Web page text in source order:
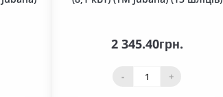
2 345.40грн.
- +